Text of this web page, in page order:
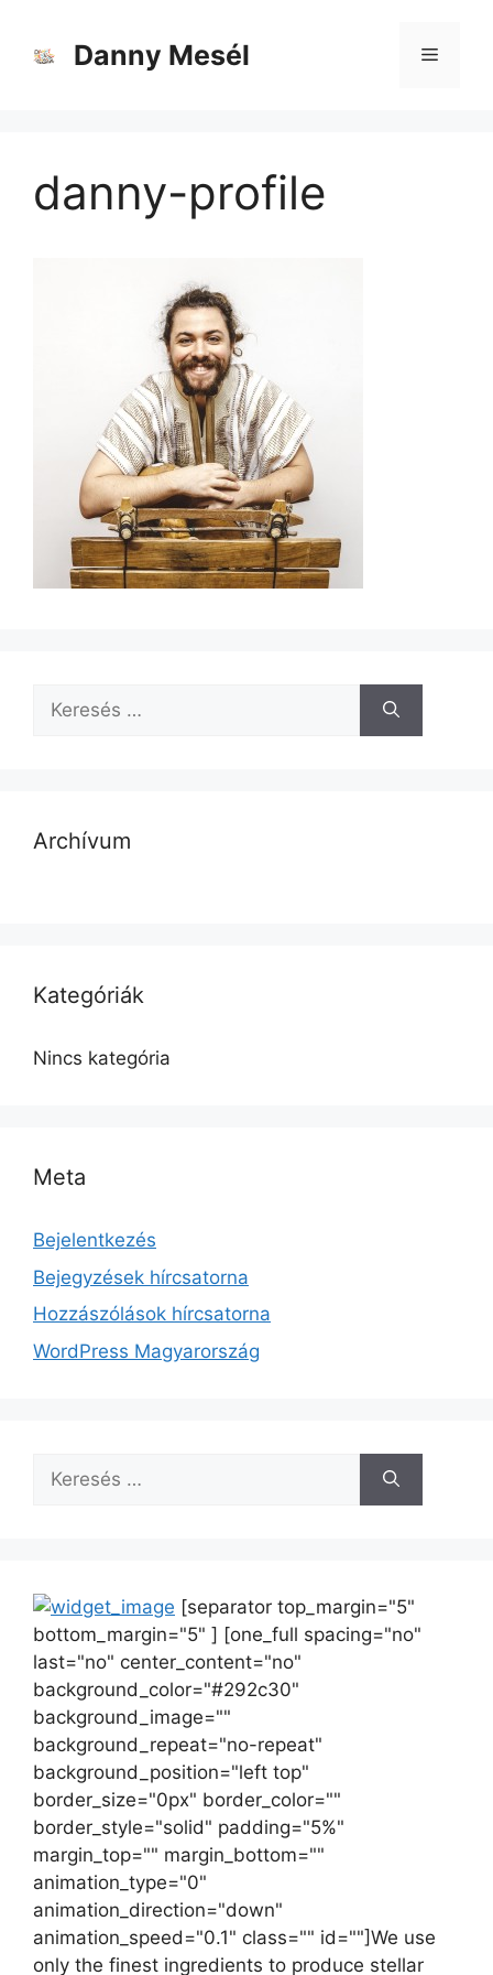
Danny Mesél
danny-profile
Archívum
Kategóriák
Nincs kategória
Meta
Bejelentkezés
Bejegyzések hírcsatorna
Hozzászólások hírcsatorna
WordPress Magyarország
[separator top_margin="5"
bottom_margin="5" ] [one_full spacing="no"
last="no" center_content="no"
background_color="#292c30"
background_image=""
background_repeat="no-repeat"
background_position="left top"
border_size="0px" border_color=""
border_style="solid" padding="5%"
margin_top="" margin_bottom=""
animation_type="0"
animation_direction="down"
animation_speed="0.1" class="" id=""]We use
only the finest ingredients to produce stellar